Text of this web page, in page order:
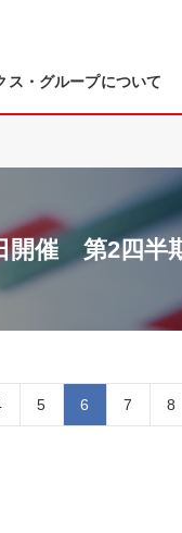
ス・グループについて
開催 第2四半
5 6 7 8